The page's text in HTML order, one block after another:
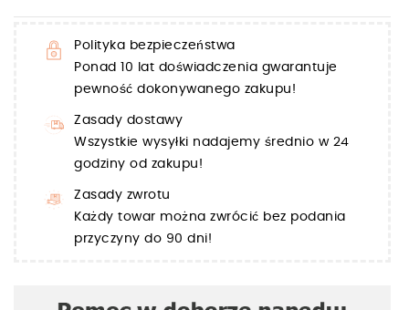
Polityka bezpieczeństwa
Ponad 10 lat doświadczenia gwarantuje
pewność dokonywanego zakupu!
Zasady dostawy
Wszystkie wysyłki nadajemy średnio w 24
godziny od zakupu!
Zasady zwrotu
Każdy towar można zwrócić bez podania
przyczyny do 90 dni!